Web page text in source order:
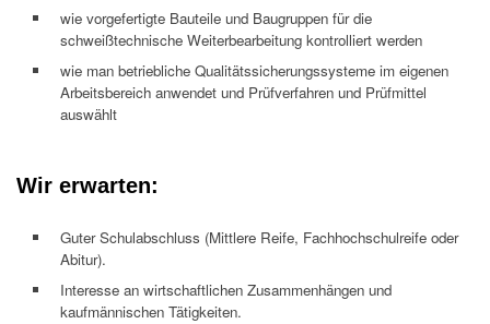
wie vorgefertigte Bauteile und Baugruppen für die
schweißtechnische Weiterbearbeitung kontrolliert werden
wie man betriebliche Qualitätssicherungssysteme im eigenen
Arbeitsbereich anwendet und Prüfverfahren und Prüfmittel
auswählt
Wir erwarten:
Guter Schulabschluss (Mittlere Reife, Fachhochschulreife oder
Abitur).
Interesse an wirtschaftlichen Zusammenhängen und
kaufmännischen Tätigkeiten.